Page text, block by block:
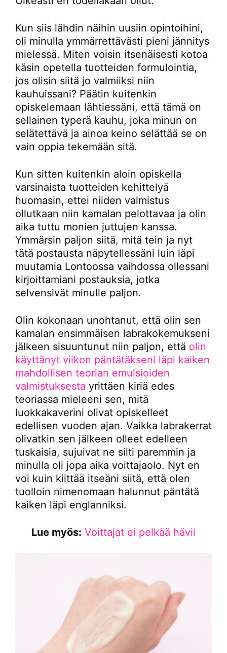
Kun siis lähdin näihin uusiin opintoihini,
oli minulla ymmärrettävästi pieni jännitys
mielessä. Miten voisin itsenäisesti kotoa
käsin opetella tuotteiden formulointia,
jos olisin siitä jo valmiiksi niin
kauhuissani? Päätin kuitenkin
opiskelemaan lähtiessäni, että tämä on
sellainen typerä kauhu, joka minun on
selätettävä ja ainoa keino selättää se on
vain oppia tekemään sitä.
Kun sitten kuitenkin aloin opiskella
varsinaista tuotteiden kehittelyä
huomasin, ettei niiden valmistus
ollutkaan niin kamalan pelottavaa ja olin
aika tuttu monien juttujen kanssa.
Ymmärsin paljon siitä, mitä tein ja nyt
tätä postausta näpytellessäni luin läpi
muutamia Lontoossa vaihdossa ollessani
kirjoittamiani postauksia, jotka
selvensivät minulle paljon.
Olin kokonaan unohtanut, että olin sen
kamalan ensimmäisen labrakokemukseni
jälkeen sisuuntunut niin paljon, että olin
käyttänyt viikon päntätäkseni läpi kaiken
mahdollisen teorian emulsioiden
valmistuksesta yrittäen kiriä edes
teoriassa mieleeni sen, mitä
luokkakaverini olivat opiskelleet
edellisen vuoden ajan. Vaikka labrakerrat
olivatkin sen jälkeen olleet edelleen
tuskaisia, sujuivat ne silti paremmin ja
minulla oli jopa aika voittajaolo. Nyt en
voi kuin kiittää itseäni siitä, että olen
tuolloin nimenomaan halunnut päntätä
kaiken läpi englanniksi.
Lue myös: Voittajat ei pelkää hävii